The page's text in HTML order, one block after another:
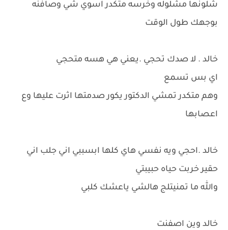
شلونها مشلوله وخرسه متكدر اسوي شي وصافنه
بوجهك طول الوقت
خالد . لا صدك تحجي .يعني هي هسه متحجي
اي بس تسمع
وهم متكدر تمشي الدكتور يكور صدمتها اثرت عليها وع
اعصابها
خالد .احجي ويه نفسي هاي كلها ابسببي اني جلب اني
حقير خربت حياه حبيبتي
والله ما تمنيتلج هالشي ياعشك كلبي
خالد وين اصفنت